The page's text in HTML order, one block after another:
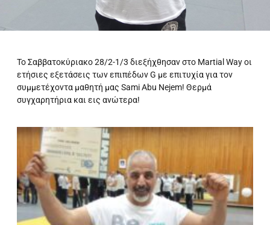
To Σαββατοκύριακο 28/2-1/3 διεξήχθησαν στο Martial Way οι
ετήσιες εξετάσεις των επιπέδων G με επιτυχία για τον
συμμετέχοντα μαθητή μας Sami Abu Nejem! Θερμά
συγχαρητήρια και εις ανώτερα!